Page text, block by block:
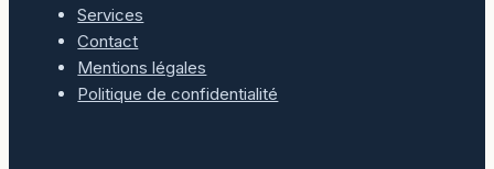
Services
Contact
Mentions légales
Politique de confidentialité